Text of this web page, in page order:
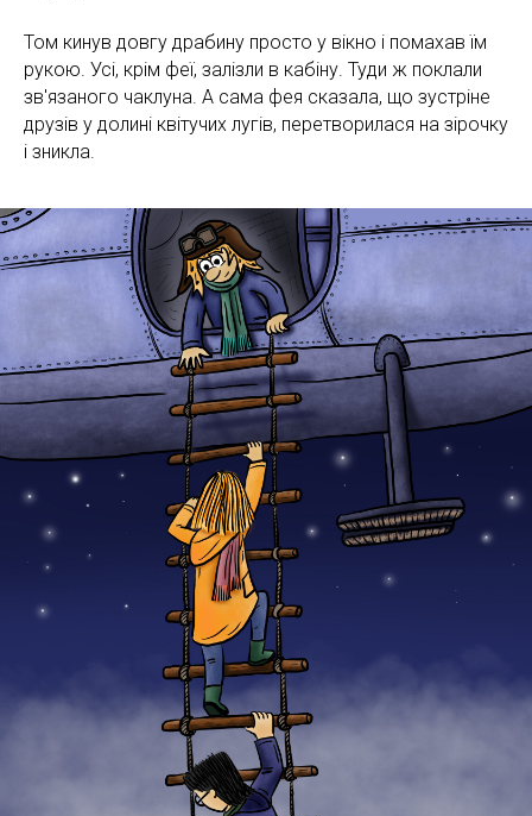
Том кинув довгу драбину просто у вікно і помахав їм
рукою. Усі, крім феї, залізли в кабіну. Туди ж поклали
зв'язаного чаклуна. А сама фея сказала, що зустріне
друзів у долині квітучих лугів, перетворилася на зірочку
і зникла.